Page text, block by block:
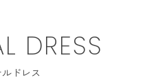
DRESS
ドレス